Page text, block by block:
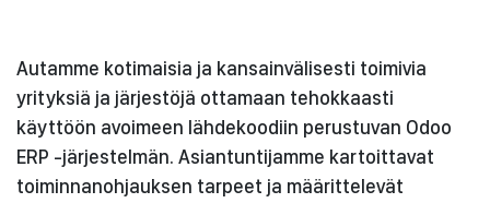
Autamme kotimaisia ja kansainvälisesti toimivia
yrityksiä ja järjestöjä ottamaan tehokkaasti
käyttöön avoimeen lähdekoodiin perustuvan Odoo
ERP -järjestelmän. Asiantuntijamme kartoittavat
toiminnanohjauksen tarpeet ja määrittelevät